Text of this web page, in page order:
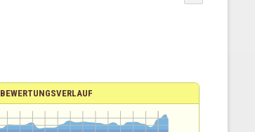
BEWERTUNGSVERLAUF